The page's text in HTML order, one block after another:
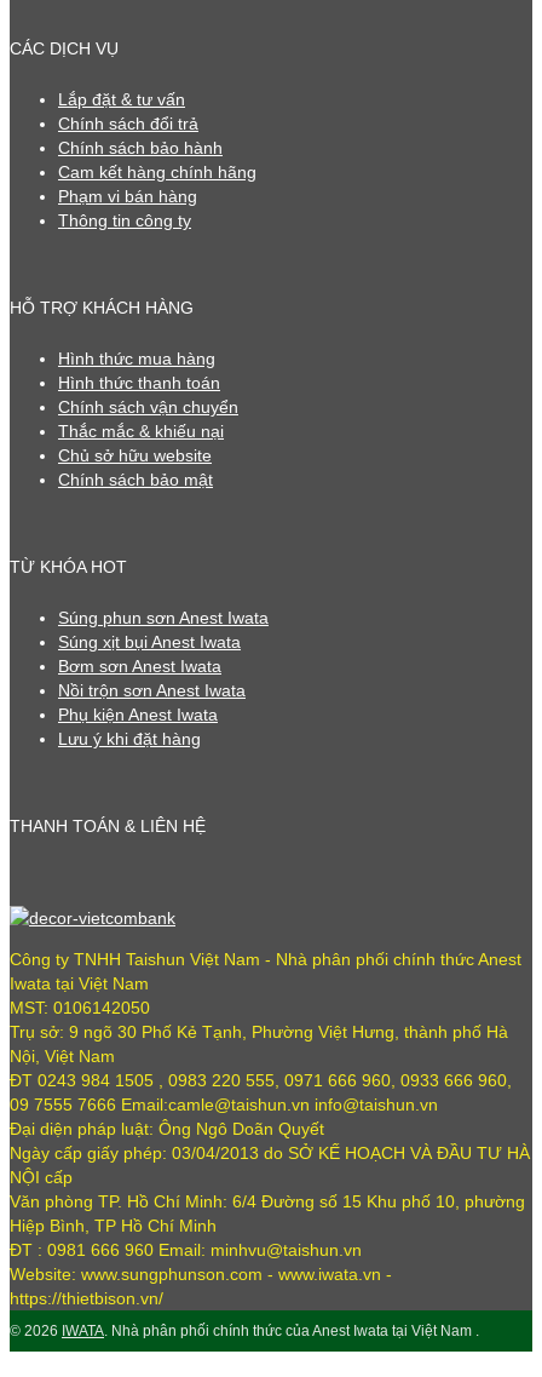
CÁC DỊCH VỤ
Lắp đặt & tư vấn
Chính sách đổi trả
Chính sách bảo hành
Cam kết hàng chính hãng
Phạm vi bán hàng
Thông tin công ty
HỖ TRỢ KHÁCH HÀNG
Hình thức mua hàng
Hình thức thanh toán
Chính sách vận chuyển
Thắc mắc & khiếu nại
Chủ sở hữu website
Chính sách bảo mật
TỪ KHÓA HOT
Súng phun sơn Anest Iwata
Súng xịt bụi Anest Iwata
Bơm sơn Anest Iwata
Nồi trộn sơn Anest Iwata
Phụ kiện Anest Iwata
Lưu ý khi đặt hàng
THANH TOÁN & LIÊN HỆ
Công ty TNHH Taishun Việt Nam - Nhà phân phối chính thức Anest
Iwata tại Việt Nam
MST: 0106142050
Trụ sở: 9 ngõ 30 Phố Kẻ Tạnh, Phường Việt Hưng, thành phố Hà
Nội, Việt Nam
ĐT 0243 984 1505 , 0983 220 555, 0971 666 960, 0933 666 960,
09 7555 7666 Email:camle@taishun.vn info@taishun.vn
Đại diện pháp luật: Ông Ngô Doãn Quyết
Ngày cấp giấy phép: 03/04/2013 do SỞ KẾ HOẠCH VÀ ĐẦU TƯ HÀ
NỘI cấp
Văn phòng TP. Hồ Chí Minh: 6/4 Đường số 15 Khu phố 10, phường
Hiệp Bình, TP Hồ Chí Minh
ĐT : 0981 666 960 Email: minhvu@taishun.vn
Website: www.sungphunson.com - www.iwata.vn -
https://thietbison.vn/
© 2026 IWATA. Nhà phân phối chính thức của Anest Iwata tại Việt Nam .